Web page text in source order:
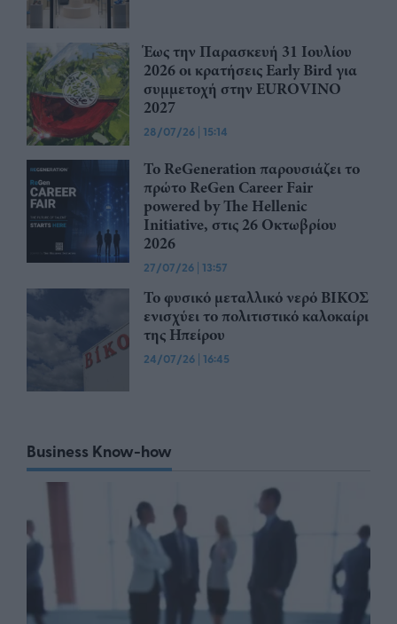
Έως την Παρασκευή 31 Ιουλίου
2026 οι κρατήσεις Early Bird για
συμμετοχή στην EUROVINO
2027
28/07/26 | 15:14
Το ReGeneration παρουσιάζει το
πρώτο ReGen Career Fair
powered by The Hellenic
Initiative, στις 26 Οκτωβρίου
2026
27/07/26 | 13:57
Το φυσικό μεταλλικό νερό ΒΙΚΟΣ
ενισχύει το πολιτιστικό καλοκαίρι
της Ηπείρου
24/07/26 | 16:45
Business Know-how